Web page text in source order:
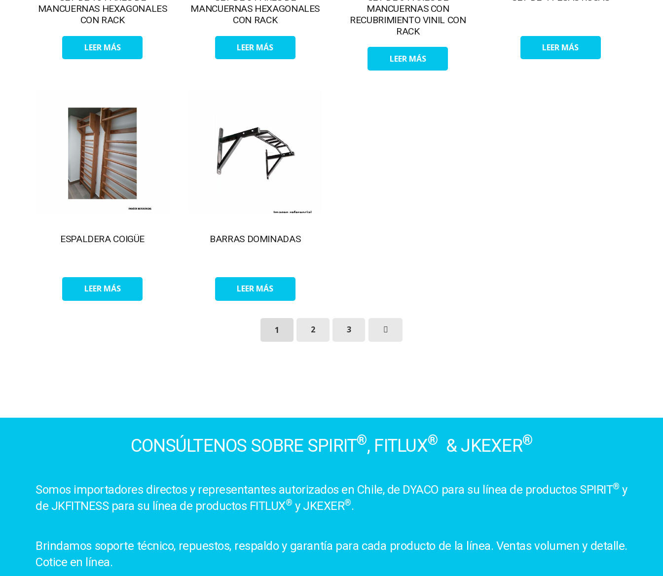
MANCUERNAS HEXAGONALES
CON RACK
LEER MÁS
MANCUERNAS HEXAGONALES
CON RACK
LEER MÁS
MANCUERNAS CON
RECUBRIMIENTO VINIL CON
RACK
LEER MÁS
LEER MÁS
ESPALDERA COIGÜE
LEER MÁS
BARRAS DOMINADAS
LEER MÁS
1 2 3
CONSÚLTENOS SOBRE SPIRIT®, FITLUX® & JKEXER®
Somos importadores directos y representantes autorizados en Chile, de DYACO para su línea de productos SPIRIT® y
de JKFITNESS para su línea de productos FITLUX® y JKEXER®.
Brindamos soporte técnico, repuestos, respaldo y garantía para cada producto de la línea. Ventas volumen y detalle.
Cotice en línea.